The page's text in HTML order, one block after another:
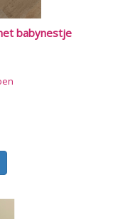
babynestje